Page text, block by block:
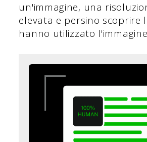
un'immagine, una
elevata e persino scoprire
hanno utilizzato